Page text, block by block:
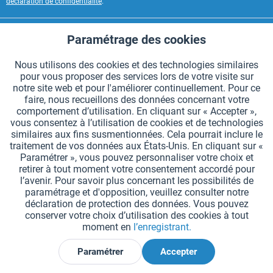
INFORMATIONS GÉNÉRALES
MODES DE PAIEMENT
*Tous les prix comprennent la TVA et sont indiqués horsfrais de port.
Paramètres des cookies Demander le catalogue
Gravures laser sur des témoins Newsletter Qui sommes nous ?
Aide et support Contact Livraison et paiement
Retour & remboursement Droit de rétractation
Protection des données CGV Mentions légales
Déclarer la rétractation
Fonctionnels Aktiv
Suivi Aktiv
Paramétrage des cookies
Nous utilisons des cookies et des technologies similaires
pour vous proposer des services lors de votre visite sur
notre site web et pour l'améliorer continuellement. Pour ce
faire, nous recueillons des données concernant votre
comportement d’utilisation. En cliquant sur « Accepter »,
vous consentez à l’utilisation de cookies et de technologies
similaires aux fins susmentionnées. Cela pourrait inclure le
traitement de vos données aux États-Unis. En cliquant sur «
Paramétrer », vous pouvez personnaliser votre choix et
retirer à tout moment votre consentement accordé pour
l’avenir. Pour savoir plus concernant les possibilités de
paramétrage et d'opposition, veuillez consulter notre
déclaration de protection des données. Vous pouvez
conserver votre choix d’utilisation des cookies à tout
moment en l’enregistrant.
Paramétrer Accepter